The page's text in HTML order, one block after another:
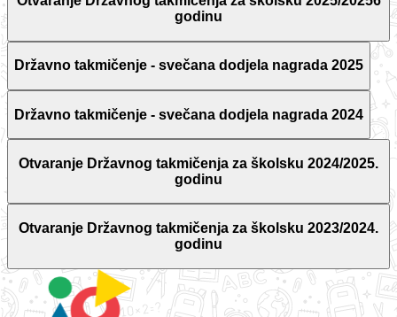
godinu
Državno takmičenje - svečana dodjela nagrada 2025
Državno takmičenje - svečana dodjela nagrada 2024
Otvaranje Državnog takmičenja za školsku 2024/2025.
godinu
Otvaranje Državnog takmičenja za školsku 2023/2024.
godinu